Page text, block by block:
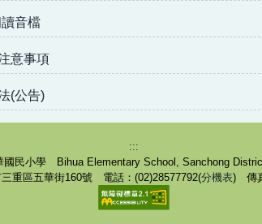
音檔
意事項
(公告)
:::
國民小學 Bihua Elementary School, Sanchong
三重區五華街160號 電話：(02)28577792(分機表) 傳